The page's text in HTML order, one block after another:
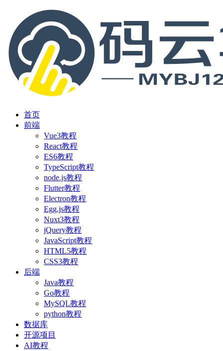
首页
前端
Vue3教程
React教程
ES6教程
TypeScript教程
node.js教程
Flutter教程
Electron教程
Egg.js教程
Nuxt3教程
jQuery教程
JavaScript教程
HTML5教程
CSS3教程
后端
Java教程
Go教程
MySQL教程
python教程
数据库
开源项目
AI教程